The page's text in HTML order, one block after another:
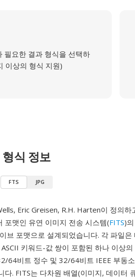
필요한 결과 형식을 선택하
이상의 형식 지원)
형식 정보
FTS JPG
Eric Greisen, R.H. Harten이 정의하
포맷인 유연 이미지 전송 시스템(FITS)
브 포맷으로 설계되었습니다. 각 파일은
키워드-값 쌍이 포함된 하나 이상
64비트 정수 및 32/64비트 IEEE 부동
. FITS는 다차원 배열(이미지, 데이터